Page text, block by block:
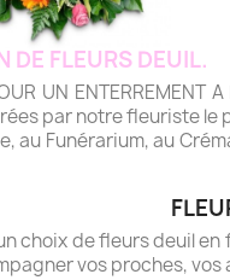
DE FLEURS DEUIL.
UN
par notre fleuriste le
au Funérarium, au
choix de fleurs deuil
vos proches, vos